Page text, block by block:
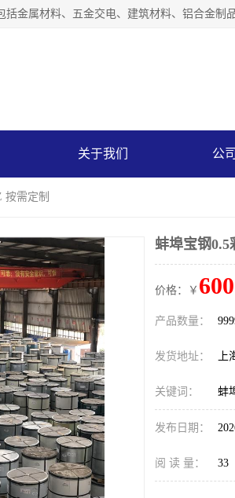
关于我们 公
按需定制
蚌埠宝钢0.5
价格：￥
产品数量：
发货地址：
关键词： 蚌
发布日期：
阅 读 量： 33